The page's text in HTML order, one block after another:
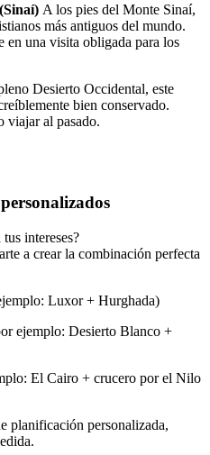
A los pies del Monte Sinaí,
más antiguos del mundo.
en una visita obligada para los
Desierto Occidental, este
bien conservado.
viajar al pasado.
intereses?
a crear la combinación perfecta
Luxor + Hurghada)
ejemplo: Desierto Blanco +
El Cairo + crucero por el Nilo
planificación personalizada,